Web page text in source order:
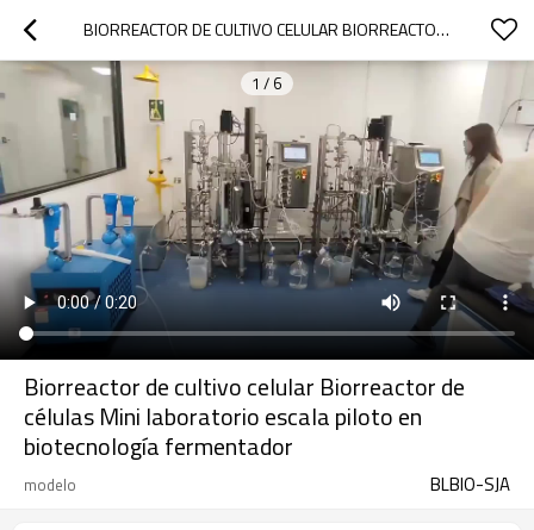
BIORREACTOR DE CULTIVO CELULAR BIORREACTOR DE CÉLULAS MINI LABORATORIO ESCALA PILOTO EN BIOTECNOLOGÍA FERMENTADOR
1 / 6
Biorreactor de cultivo celular Biorreactor de
células Mini laboratorio escala piloto en
biotecnología fermentador
modelo BLBIO-SJA